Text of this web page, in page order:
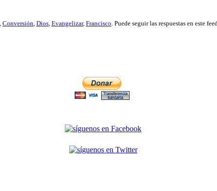
Conversión Dios Evangelizar, Francisco . Puede seguir las respuestas en este feed